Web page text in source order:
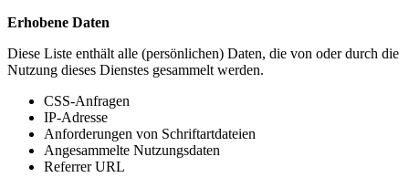
Erhobene Daten
Diese Liste enthält alle (persönlichen) Daten, die von oder durch die
Nutzung dieses Dienstes gesammelt werden.
CSS-Anfragen
IP-Adresse
Anforderungen von Schriftartdateien
Angesammelte Nutzungsdaten
Referrer URL